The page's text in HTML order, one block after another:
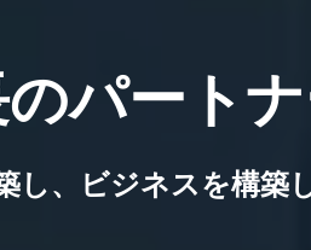
パート
し、ビジネスを構築